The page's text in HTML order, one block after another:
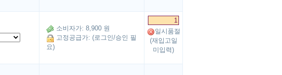
소비자가: 8,900 원
고정공급가: (로그인/승인 필
요)
일시품절
(재입고일
미입력)